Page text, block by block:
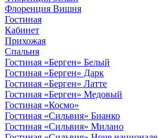
Флоренция Вишня
Гостиная
Кабинет
Прихожая
Спальня
Гостиная «Берген» Белый
Гостиная «Берген» Дарк
Гостиная «Берген» Латте
Гостиная «Берген» Медовый
Гостиная «Космо»
Гостиная «Сильвия» Бианко
Гостиная «Сильвия» Милано